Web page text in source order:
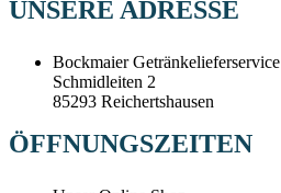
UNSERE ADRESSE
Bockmaier Getränkelieferservice
Schmidleiten 2
85293 Reichertshausen
ÖFFNUNGSZEITEN